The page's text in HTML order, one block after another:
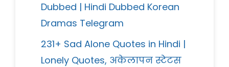
Dubbed | Hindi Dubbed Korean
Dramas Telegram
231+ Sad Alone Quotes in Hindi |
Lonely Quotes, अकेलापन स्टेटस